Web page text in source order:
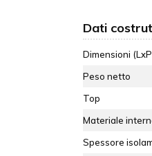
Dati
Dimensioni
Peso netto
Top
Materiale
Spessore